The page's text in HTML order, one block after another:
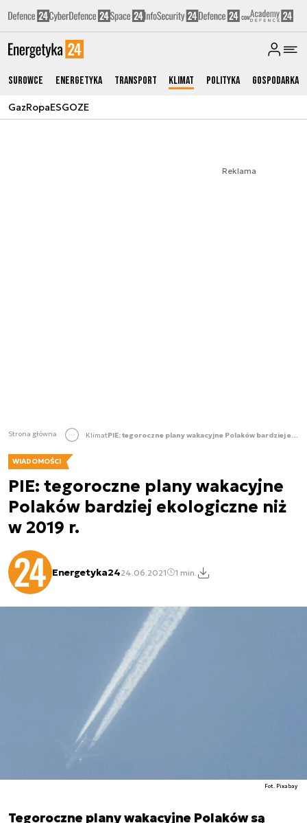
Surowce Energetyka Transport Klimat Polityka Gospodarka
GazRopaESGOZE
Reklama
Strona główna Klimat PIE: tegoroczne plany wakacyjne Polaków bardziej ekologiczne niż w 2019 r.
WIADOMOŚCI
PIE: tegoroczne plany wakacyjne
Polaków bardziej ekologiczne niż
w 2019 r.
Energetyka2424.06.2021 1 min.
Fot. Pixabay
Tegoroczne plany wakacyjne Polaków są